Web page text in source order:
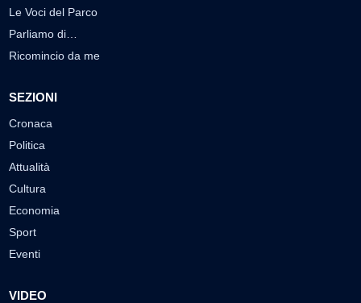
Le Voci del Parco
Parliamo di…
Ricomincio da me
SEZIONI
Cronaca
Politica
Attualità
Cultura
Economia
Sport
Eventi
VIDEO